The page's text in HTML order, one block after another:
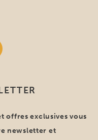
offres exclusives vous
newsletter et